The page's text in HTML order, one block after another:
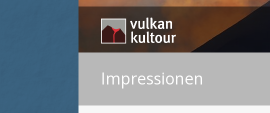
Impressionen